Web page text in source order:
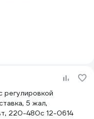
регулировкой
5 жал,
220-480c 12-0614